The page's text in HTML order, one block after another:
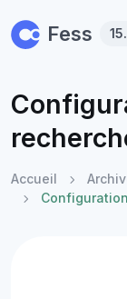
Fess
Accueil